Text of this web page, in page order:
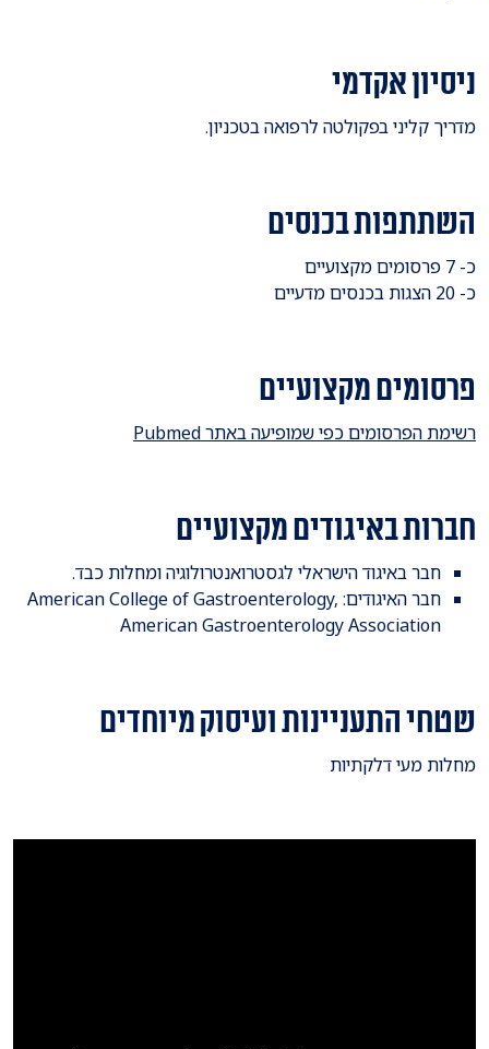
ניסיון אקדמי
מדריך קליני בפקולטה לרפואה בטכניון.
השתתפות בכנסים
כ- 7 פרסומים מקצועיים
כ- 20 הצגות בכנסים מדעיים
פרסומים מקצועיים
רשימת הפרסומים כפי שמופיעה באתר Pubmed
חברות באיגודים מקצועיים
חבר באיגוד הישראלי לגסטרואנטרולוגיה ומחלות כבד.
חבר האיגודים: American College of Gastroenterology,
American Gastroenterology Association
שטחי התעניינות ועיסוק מיוחדים
​​מחלות מעי דלקתיות